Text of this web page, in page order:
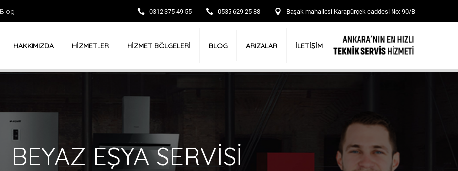
Blog 0312 375 49 55 0535 629 25 88 Başak mahallesi Karapürçek caddesi No: 90/B
HAKKIMIZDA HİZMETLER HİZMET BÖLGELERİ BLOG ARIZALAR İLETİŞİM
BEYAZ EŞYA SERVİSİ